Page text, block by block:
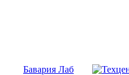
Бавария Лаб